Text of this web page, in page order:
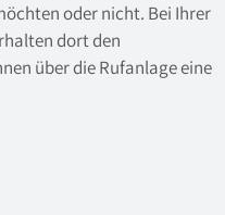
oder nicht. Bei Ihrer
dort den
über die Rufanlage eine